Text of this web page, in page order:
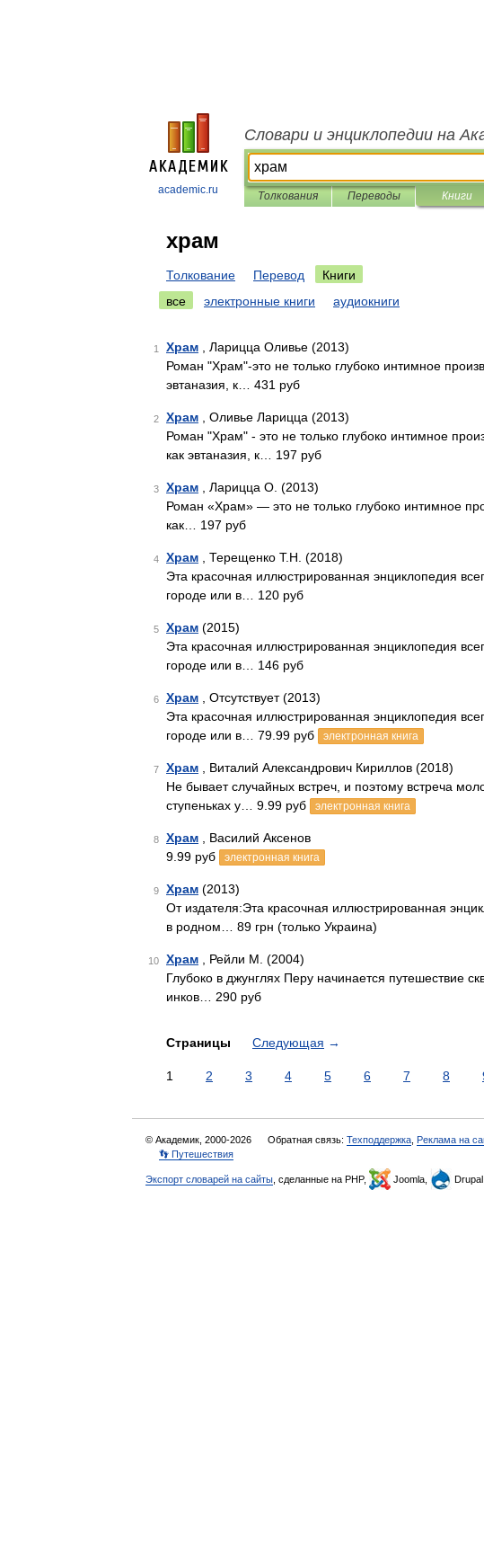
academic.ru
Словари и энциклопедии на
Толкования Переводы Книги
храм
Толкование Перевод
Книги
все
электронные книги аудиокниги
1 Храм , Ларицца Оливье (2013)
Роман "Храм"-это не только глубоко интимное
эвтаназия, к… 431 руб
2 Храм , Оливье Ларицца (2013)
Роман "Храм" - это не только глубоко интимное
как эвтаназия, к… 197 руб
3 Храм , Ларицца О. (2013)
Роман «Храм» — это не только глубоко интимное
как… 197 руб
4 Храм , Терещенко Т.Н. (2018)
Эта красочная иллюстрированная энциклопедия
городе или в… 120 руб
5 Храм (2015)
Эта красочная иллюстрированная энциклопедия
городе или в… 146 руб
6 Храм , Отсутствует (2013)
Эта красочная иллюстрированная энциклопедия
городе или в… 79.99 руб
электронная книга
7 Храм , Виталий Александрович Кириллов (2018)
Не бывает случайных встреч, и поэтому встреча
ступеньках у… 9.99 руб
электронная книга
8 Храм , Василий Аксенов
9.99 руб
электронная книга
9 Храм (2013)
От издателя:Эта красочная иллюстрированная
в родном… 89 грн (только Украина)
10 Храм , Рейли М. (2004)
Глубоко в джунглях Перу начинается путешествие
инков… 290 руб
Страницы Следующая →
1 2 3 4 5 6 7 8
© Академик, 2000-2026 Обратная связь: Техподдержка Реклама на
👣 Путешествия
Экспорт словарей на сайты , сделанные на PHP, Joomla, Drupal,